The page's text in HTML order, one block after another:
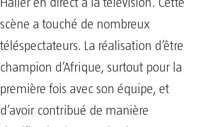
Haller en direct à la télévision. Cette
scène a touché de nombreux
téléspectateurs. La réalisation d’être
champion d’Afrique, surtout pour la
première fois avec son équipe, et
d’avoir contribué de manière